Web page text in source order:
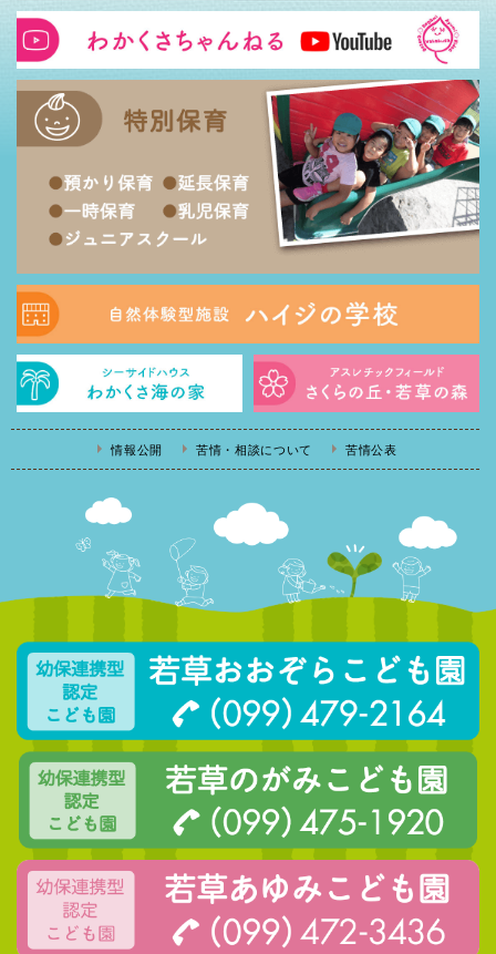
情報公開 苦情・相談について 苦情公表